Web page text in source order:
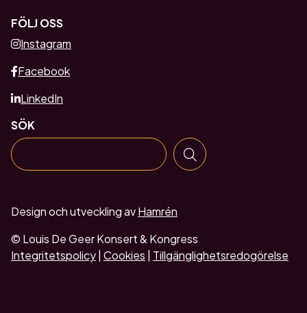
FÖLJ OSS
Instagram
Facebook
LinkedIn
SÖK
Design och utveckling avHamrén
© Louis De Geer Konsert & Kongress
Integritetspolicy Cookies Tillgänglighetsredogörelse